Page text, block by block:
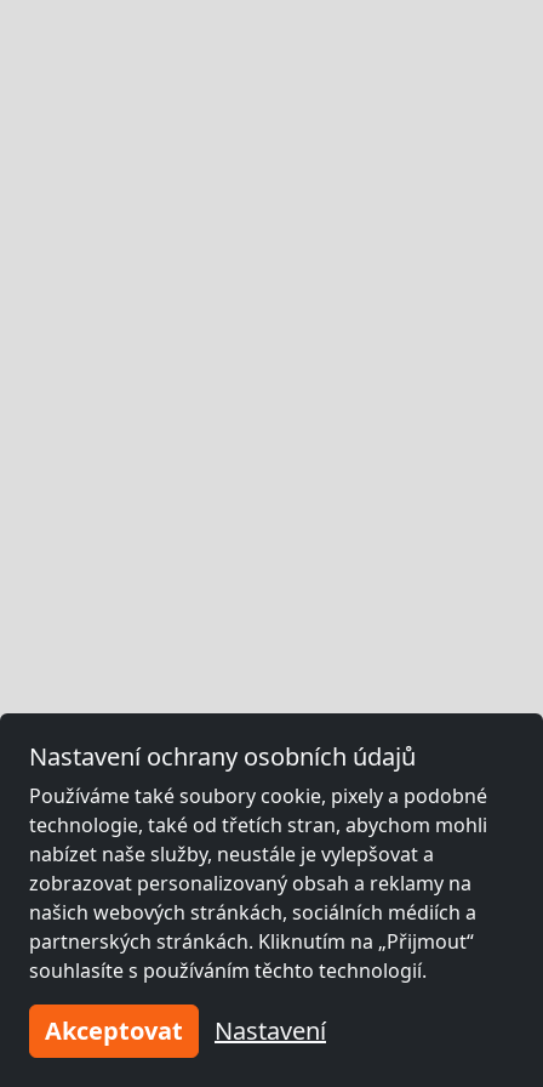
Nastavení ochrany osobních údajů
Používáme také soubory cookie, pixely a podobné
technologie, také od třetích stran, abychom mohli
nabízet naše služby, neustále je vylepšovat a
zobrazovat personalizovaný obsah a reklamy na
našich webových stránkách, sociálních médiích a
partnerských stránkách. Kliknutím na „Přijmout“
souhlasíte s používáním těchto technologií.
Akceptovat Nastavení